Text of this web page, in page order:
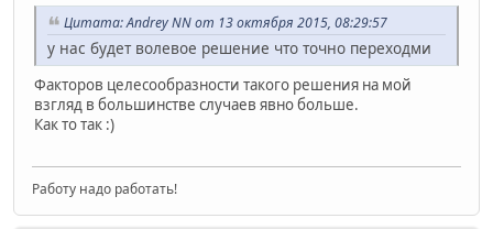
Цитата: Andrey NN от 13 октября 2015, 08:29:57
у нас будет волевое решение что точно переходми
Факторов целесообразности такого решения на мой
взгляд в большинстве случаев явно больше.
Как то так :)
Работу надо работать!